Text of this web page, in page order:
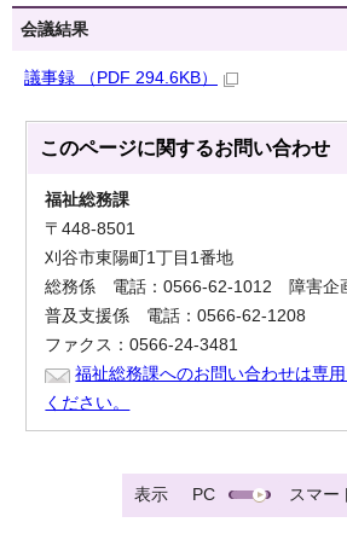
会議結果
議事録 （PDF 294.6KB）
このページに関するお問い合わせ
福祉総務課
〒448-8501
刈谷市東陽町1丁目1番地
総務係 電話：0566-62-1012 障害企
普及支援係 電話：0566-62-1208
ファクス：0566-24-3481
福祉総務課へのお問い合わせは専
ください。
表示 PC スマー